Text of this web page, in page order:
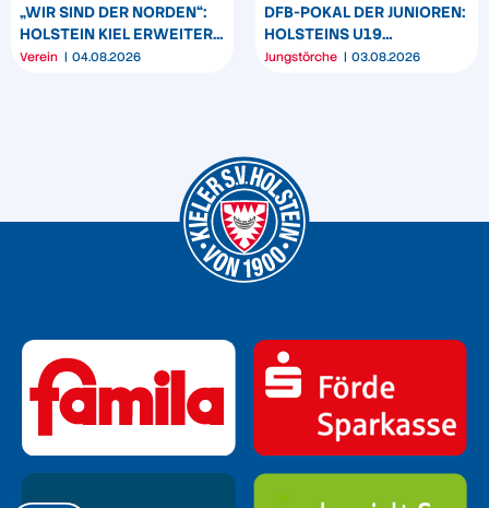
„WIR SIND DER NORDEN“:
HOLSTEIN KIEL ERWEITERT
SEIN MARKENBILD
Verein 04.08.2026
DFB-POKAL DER JUNIOREN:
HOLSTEINS U19
TRIUMPHIERT IN
Jungstörche 03.08.2026